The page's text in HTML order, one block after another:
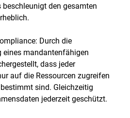
beschleunigt den gesamten
Durch die
eines mandantenfähigen
dass jeder
auf die Ressourcen zugreifen
sind. Gleichzeitig
jederzeit geschützt.